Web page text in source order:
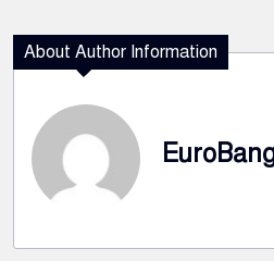
About Author Information